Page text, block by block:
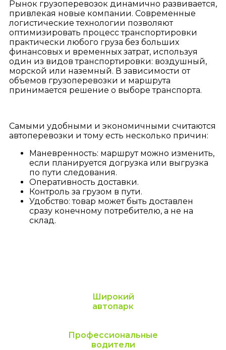
Рынок грузоперевозок динамично развивается,
привлекая новые компании. Современные
логистические технологии позволяют
оптимизировать процесс транспортировки
практически любого груза без больших
финансовых и временных затрат, используя
один из видов транспортировки: воздушный,
морской или наземный. В зависимости от
объемов грузоперевозки и маршрута
принимается решение о выборе транспорта.
Самыми удобными и экономичными считаются
автоперевозки и тому есть несколько причин:
Маневренность: маршрут можно изменить,
если планируется догрузка или выгрузка
по пути следования.
Оперативность доставки.
Контроль за грузом в пути.
Удобство: товар может быть доставлен
сразу конечному потребителю, а не на
склад.
Широкий
автопарк
Профессиональные
водители